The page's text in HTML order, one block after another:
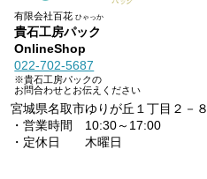
有限会社百花ひゃっか
貴石工房パック
OnlineShop
022-702-5687
※貴石工房パックの
お問合わせとお伝えください
宮城県名取市ゆりが丘１丁目２－８
・営業時間 10:30～17:00
・定休日 木曜日